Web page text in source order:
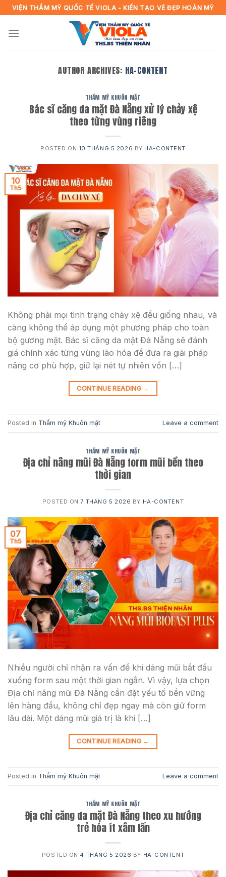
Skip
to
content
VIỆN THẨM MỸ QUỐC TẾ VIOLA - KIẾN TẠO VẺ ĐẸP HOÀN MỸ
AUTHOR ARCHIVES: HA-CONTENT
THẨM MỸ KHUÔN MẶT
Bác sĩ căng da mặt Đà Nẵng xử lý chảy xệ
theo từng vùng riêng
POSTED ON 10 THÁNG 5 2026 BY HA-CONTENT
10
Th5
Không phải mọi tình trạng chảy xệ đều giống nhau, và
càng không thể áp dụng một phương pháp cho toàn
bộ gương mặt. Bác sĩ căng da mặt Đà Nẵng sẽ đánh
giá chính xác từng vùng lão hóa để đưa ra giải pháp
nâng cơ phù hợp, giữ lại nét tự nhiên vốn […]
CONTINUE READING →
Posted in Thẩm mỹ Khuôn mặt Leave a comment
THẨM MỸ KHUÔN MẶT
Địa chỉ nâng mũi Đà Nẵng form mũi bền theo
thời gian
POSTED ON7 THÁNG 5 2026 BY HA-CONTENT
07
Th5
Nhiều người chỉ nhận ra vấn đề khi dáng mũi bắt đầu
xuống form sau một thời gian ngắn. Vì vậy, lựa chọn
Địa chỉ nâng mũi Đà Nẵng cần đặt yếu tố bền vững
lên hàng đầu, không chỉ đẹp ngay mà còn giữ form
lâu dài. Một dáng mũi giá trị là khi […]
CONTINUE READING →
Posted in Thẩm mỹ Khuôn mặt Leave a comment
THẨM MỸ KHUÔN MẶT
Địa chỉ căng da mặt Đà Nẵng theo xu hướng
trẻ hóa ít xâm lấn
POSTED ON 4 THÁNG 5 2026 BY HA-CONTENT